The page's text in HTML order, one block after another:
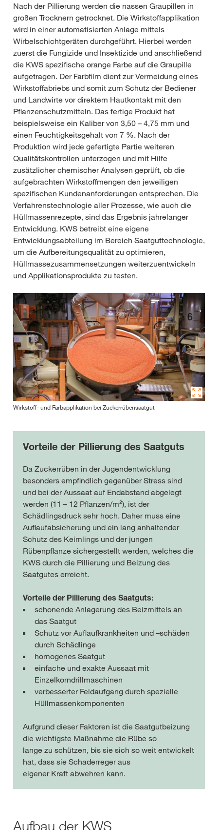
Nach der Pillierung werden die nassen Graupillen in
großen Trocknern getrocknet. Die Wirkstoffapplikation
wird in einer automatisierten Anlage mittels
Wirbelschichtgeräten durchgeführt. Hierbei werden
zuerst die Fungizide und Insektizide und anschließend
die KWS spezifische orange Farbe auf die Graupille
aufgetragen. Der Farbfilm dient zur Vermeidung eines
Wirkstoffabriebs und somit zum Schutz der Bediener
und Landwirte vor direktem Hautkontakt mit den
Pflanzenschutzmitteln. Das fertige Produkt hat
beispielsweise ein Kaliber von 3,50 – 4,75 mm und
einen Feuchtigkeitsgehalt von 7 %. Nach der
Produktion wird jede gefertigte Partie weiteren
Qualitätskontrollen unterzogen und mit Hilfe
zusätzlicher chemischer Analysen geprüft, ob die
aufgebrachten Wirkstoffmengen den jeweiligen
spezifischen Kundenanforderungen entsprechen. Die
Verfahrenstechnologie aller Prozesse, wie auch die
Hüllmassenrezepte, sind das Ergebnis jahrelanger
Entwicklung. KWS betreibt eine eigene
Entwicklungsabteilung im Bereich Saatguttechnologie,
um die Aufbereitungsqualität zu optimieren,
Hüllmassezusammensetzungen weiterzuentwickeln
und Applikationsprodukte zu testen.
Wirkstoff- und Farbapplikation bei Zuckerrübensaatgut
Vorteile der Pillierung des Saatguts
Da Zuckerrüben in der Jugendentwicklung
besonders empfindlich gegenüber Stress sind
und bei der Aussaat auf Endabstand abgelegt
werden (11 – 12 Pflanzen/m²), ist der
Schädlingsdruck sehr hoch. Daher muss eine
Auflaufabsicherung und ein lang anhaltender
Schutz des Keimlings und der jungen
Rübenpflanze sichergestellt werden, welches die
KWS durch die Pillierung und Beizung des
Saatgutes erreicht.
Vorteile der Pillierung des Saatguts:
schonende Anlagerung des Beizmittels an
das Saatgut
Schutz vor Auflaufkrankheiten und –schäden
durch Schädlinge
homogenes Saatgut
einfache und exakte Aussaat mit
Einzelkorndrillmaschinen
verbesserter Feldaufgang durch spezielle
Hüllmassenkomponenten
Aufgrund dieser Faktoren ist die Saatgutbeizung
die wichtigste Maßnahme die Rübe so
lange zu schützen, bis sie sich so weit entwickelt
hat, dass sie Schaderreger aus
eigener Kraft abwehren kann.
Aufbau der KWS